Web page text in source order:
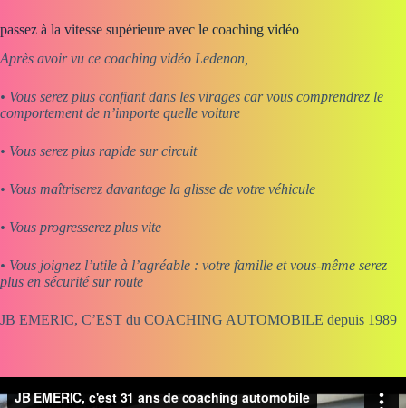
passez à la vitesse supérieure avec le coaching vidéo
Après avoir vu ce coaching vidéo Ledenon,
• Vous serez plus confiant dans les virages car vous comprendrez le
comportement de n’importe quelle voiture
• Vous serez plus rapide sur circuit
• Vous maîtriserez davantage la glisse de votre véhicule
• Vous progresserez plus vite
• Vous joignez l’utile à l’agréable : votre famille et vous-même serez
plus en sécurité sur route
JB EMERIC, C’EST du COACHING AUTOMOBILE depuis 1989